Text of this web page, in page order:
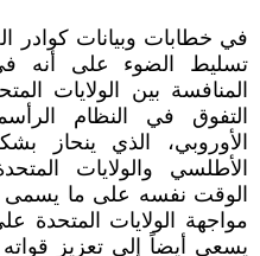
في خطابات وبيانات كوادر
تسليط الضوء على أنه
المنافسة بين الولايات
التفوق في النظام
الأوروبي، الذي
الأطلسي والولايات
الوقت نفسه على ما يسمى
مواجهة الولايات
يسعى أيضاً إلى تعزيز